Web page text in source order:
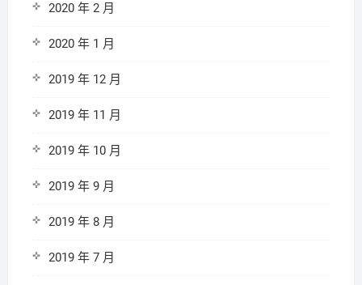
2020 年 2 月
2020 年 1 月
2019 年 12 月
2019 年 11 月
2019 年 10 月
2019 年 9 月
2019 年 8 月
2019 年 7 月